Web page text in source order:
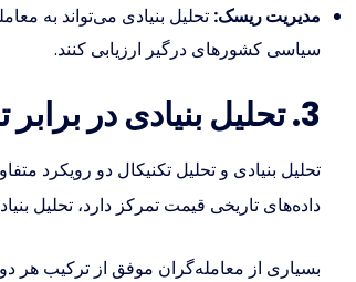
مدیریت ریسک: تحلیل بنیادی می‌تواند به
سیاسی کشورهای درگیر ارزیابی کنند.
3. تحلیل بنیادی در برابر تحلیل تکنیکال: رویکردی مکمل
تحلیل بنیادی و تحلیل تکنیکال دو رویکرد
داده‌های تاریخی قیمت تمرکز دارد، تحلیل
بسیاری از معامله‌گران موفق از ترکیب هر دو